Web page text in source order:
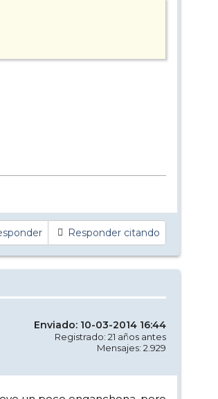
Responder citando
Enviado: 10-03-2014 16:44
Registrado: 21 años antes
Mensajes: 2.929